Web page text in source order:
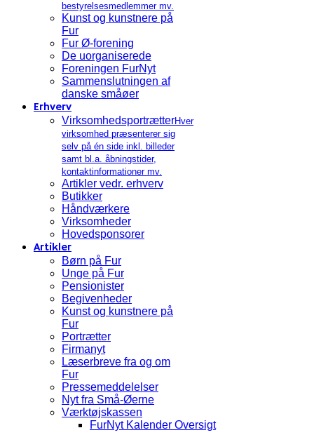
bestyrelsesmedlemmer mv.
Kunst og kunstnere på
Fur
Fur Ø-forening
De uorganiserede
Foreningen FurNyt
Sammenslutningen af
danske småøer
Erhverv
VirksomhedsportrætterHver
virksomhed præsenterer sig
selv på én side inkl. billeder
samt bl.a. åbningstider,
kontaktinformationer mv.
Artikler vedr. erhverv
Butikker
Håndværkere
Virksomheder
Hovedsponsorer
Artikler
Børn på Fur
Unge på Fur
Pensionister
Begivenheder
Kunst og kunstnere på
Fur
Portrætter
Firmanyt
Læserbreve fra og om
Fur
Pressemeddelelser
Nyt fra Små-Øerne
Værktøjskassen
FurNyt Kalender Oversigt